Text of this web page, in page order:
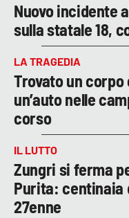
Nuovo incidente
sulla statale 18,
LA TRAGEDIA
Trovato un corpo
un’auto nelle
corso
IL LUTTO
Zungri si ferma
Purita: centinaia
27enne